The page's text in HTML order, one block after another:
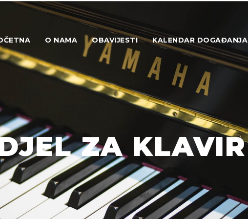
O NAMA OBAVIJESTI KALENDAR DOGAĐANJA
ZA KLAVIR